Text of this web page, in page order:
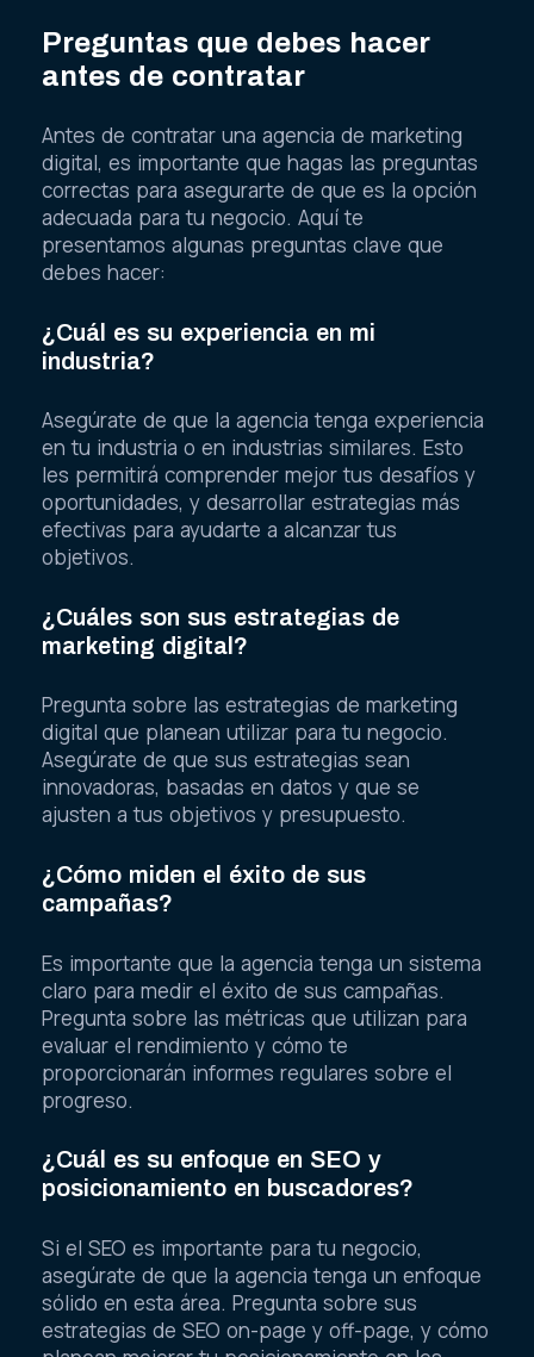
Preguntas que debes hacer
antes de contratar
Antes de contratar una agencia de marketing
digital, es importante que hagas las preguntas
correctas para asegurarte de que es la opción
adecuada para tu negocio. Aquí te
presentamos algunas preguntas clave que
debes hacer:
¿Cuál es su experiencia en mi
industria?
Asegúrate de que la agencia tenga experiencia
en tu industria o en industrias similares. Esto
les permitirá comprender mejor tus desafíos y
oportunidades, y desarrollar estrategias más
efectivas para ayudarte a alcanzar tus
objetivos.
¿Cuáles son sus estrategias de
marketing digital?
Pregunta sobre las estrategias de marketing
digital que planean utilizar para tu negocio.
Asegúrate de que sus estrategias sean
innovadoras, basadas en datos y que se
ajusten a tus objetivos y presupuesto.
¿Cómo miden el éxito de sus
campañas?
Es importante que la agencia tenga un sistema
claro para medir el éxito de sus campañas.
Pregunta sobre las métricas que utilizan para
evaluar el rendimiento y cómo te
proporcionarán informes regulares sobre el
progreso.
¿Cuál es su enfoque en SEO y
posicionamiento en buscadores?
Si el SEO es importante para tu negocio,
asegúrate de que la agencia tenga un enfoque
sólido en esta área. Pregunta sobre sus
estrategias de SEO on-page y off-page, y cómo